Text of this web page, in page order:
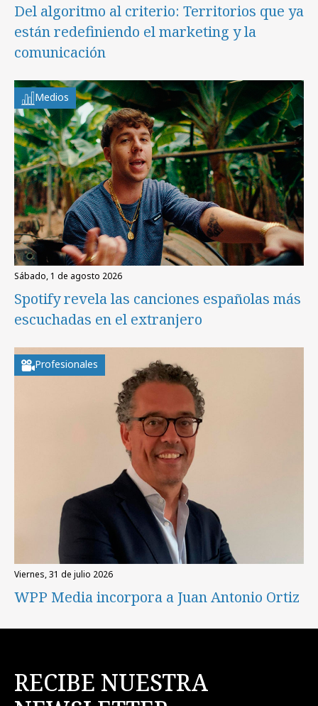
Del algoritmo al criterio: Territorios que ya
están redefiniendo el marketing y la
comunicación
Medios
sábado, 1 de agosto 2026
Spotify revela las canciones españolas más
escuchadas en el extranjero
Profesionales
viernes, 31 de julio 2026
WPP Media incorpora a Juan Antonio Ortiz
RECIBE NUESTRA